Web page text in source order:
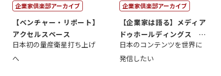
企業家倶楽部アーカイブ
【ベンチャー・リポート】
アクセルスペース
日本初の量産衛星打ち上げ
へ
企業家倶楽部アーカイブ
【企業家は語る】メディア
ドゥホールディングス 代
表取締役社長...
日本のコンテンツを世界に
発信したい